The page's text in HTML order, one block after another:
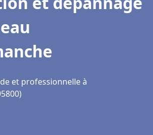
et professionnelle à